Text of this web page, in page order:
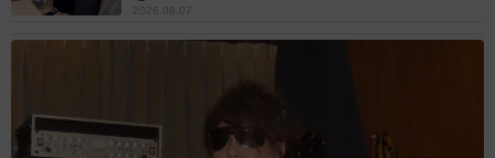
2026.08.07